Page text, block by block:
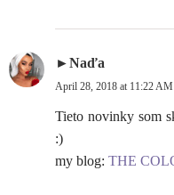
►Naďa
April 28, 2018 at 11:22 AM
Tieto novinky som
:)
my blog: THE